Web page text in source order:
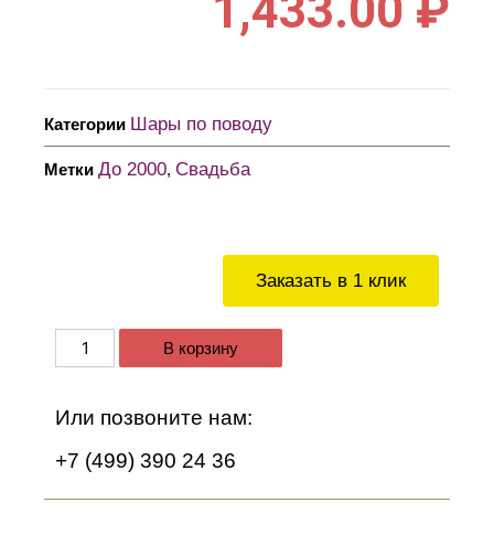
Заказать в 1 клик
В корзину
Или позвоните нам:
+7 (499) 390 24 36
1,433.00 ₽
Категории Шары по поводу
Метки До 2000, Свадьба